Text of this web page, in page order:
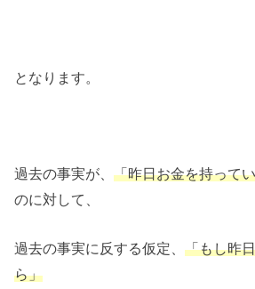
となります。
過去の事実が、「昨日お金を持って
のに対して、
過去の事実に反する仮定、「もし昨
ら」